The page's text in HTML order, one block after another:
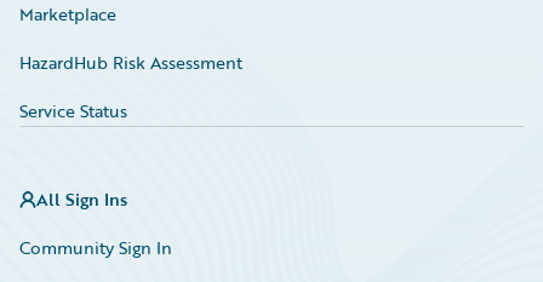
Marketplace
HazardHub Risk Assessment
Service Status
All Sign Ins
Community Sign In